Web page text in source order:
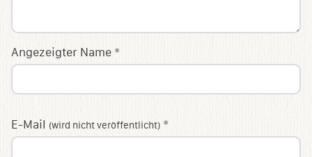
Angezeigter Name *
E-Mail (wird nicht veröffentlicht) *